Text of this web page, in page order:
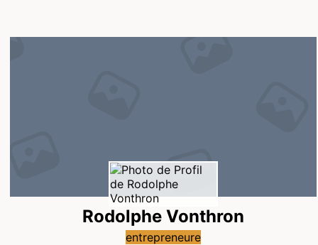
Rodolphe Vonthron
entrepreneure